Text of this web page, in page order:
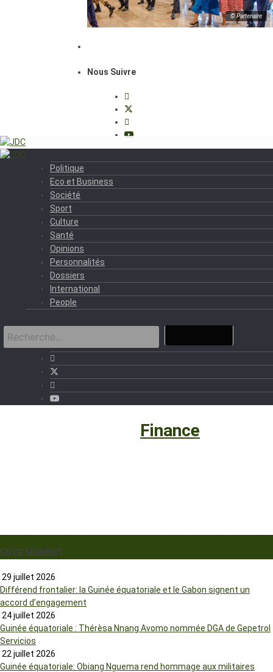
© Partenaire
Nous Suivre
Politique
Eco et Business
Société
Sport
Culture
Santé
Opinions
Personnalités
Dossiers
International
People
Finance
EN CE MOMENT
29 juillet 2026
Différend frontalier: la Guinée équatoriale et le Gabon signent un
accord d’engagement
24 juillet 2026
Guinée équatoriale : Thérèsa Nnang Avomo nommée DGA de Gepetrol
Servicios
22 juillet 2026
Guinée équatoriale: Obiang Nguema rend hommage aux militaires